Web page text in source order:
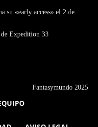
su «early access» el 2 de
Expedition 33
Fantasymundo 2025